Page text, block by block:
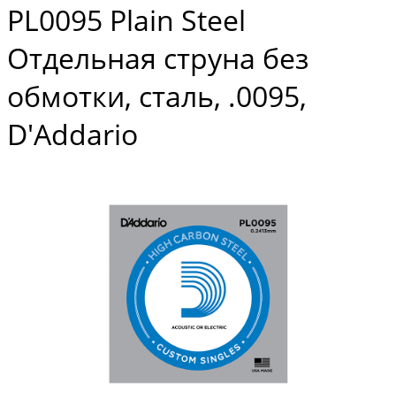
PL0095 Plain Steel
Отдельная струна без
обмотки, сталь, .0095,
D'Addario